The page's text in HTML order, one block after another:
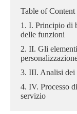
Table of Content
1. I. Principio di
delle funzioni
2. II. Gli
3. III. Analisi dei
4. IV. Processo
servizio